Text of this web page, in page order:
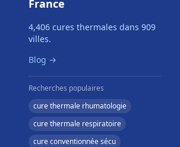
France
4,406 cures thermales dans 909
villes.
Blog →
Recherches populaires
cure thermale rhumatologie
cure thermale respiratoire
cure conventionnée sécu